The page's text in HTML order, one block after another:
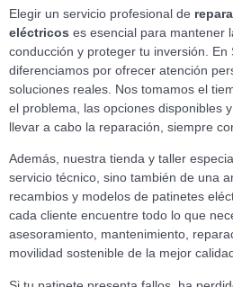
Elegir un servicio profesional de
eléctricos es esencial para mantener
conducción y proteger tu inversión.
diferenciamos por ofrecer atención
soluciones reales. Nos tomamos el
el problema, las opciones disponibles
llevar a cabo la reparación, siempre
Además, nuestra tienda y taller
servicio técnico, sino también de una
recambios y modelos de patinetes
cada cliente encuentre todo lo que
asesoramiento, mantenimiento,
movilidad sostenible de la mejor